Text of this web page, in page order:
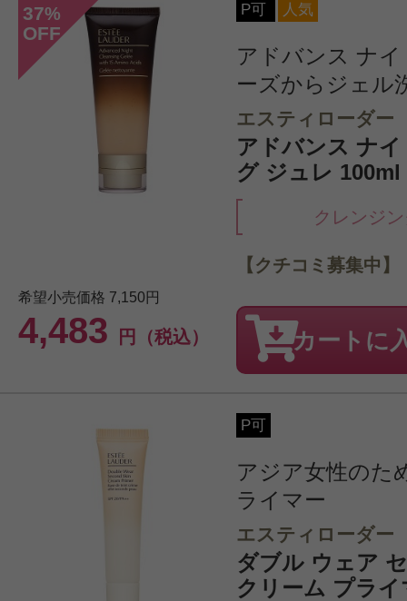
37%
OFF
P可 人気
アドバンス ナ
ーズからジェル
エスティローダー
アドバンス ナ
グ ジュレ 100ml
クレンジ
希望小売価格 7,150円
4,483 円（税込）
【クチコミ募集中】
カートに
P可
アジア女性のた
ライマー
エスティローダー
ダブル ウェア
クリーム プライ